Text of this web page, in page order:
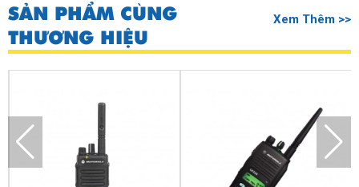
SẢN PHẨM CÙNG
THƯƠNG HIỆU
Xem Thêm >>